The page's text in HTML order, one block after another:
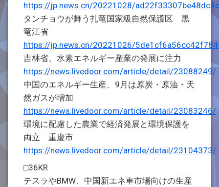
https://jp.news.cn/20221028/
タンチョウが舞う扎竜国家級自然保護区 黒
竜江省
https://jp.news.cn/20221026/
吉林省、水素エネルギー産業の発展に注力
https://news.livedoor.com/article/detail/23088249/
中国のエネルギー生産、9月は原炭・原油・天
然ガスが増加
https://news.livedoor.com/article/detail/23083246/
環境に配慮した農業で経済発展と環境保護を
両立 重慶市
https://news.livedoor.com/article/detail/23104373/
□36KR
テスラやBMW、中国新エネ車市場向けの生産